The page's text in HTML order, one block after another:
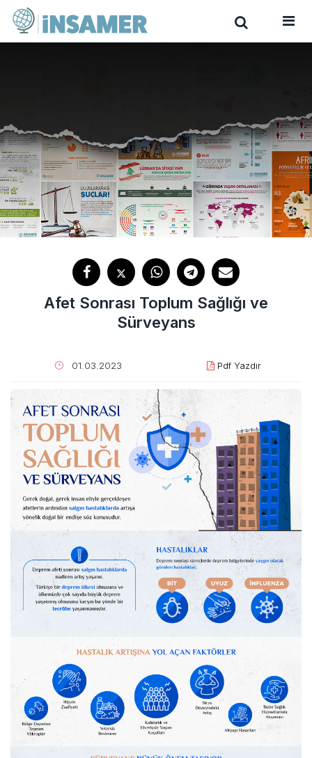
Afet Sonrası Toplum Sağlığı ve
Sürveyans
01.03.2023 Pdf Yazdır